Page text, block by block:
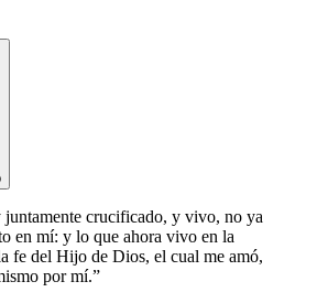
juntamente crucificado, y vivo, no ya
en mí: y lo que ahora vivo en la
fe del Hijo de Dios, el cual me amó,
por mí.”